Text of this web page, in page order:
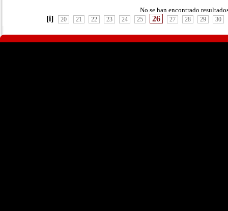
No se han encontrado
[i] 20 21 22 23 24 25 26 27 28 29 30